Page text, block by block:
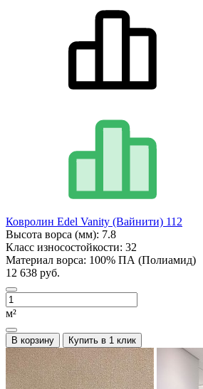
Ковролин Edel Vanity (Вайнити) 112
Высота ворса (мм): 7.8
Класс износостойкости: 32
Материал ворса: 100% ПА (Полиамид)
12 638 руб.
м²
В корзину Купить в 1 клик